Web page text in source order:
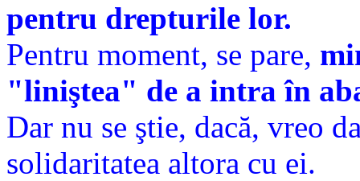
pentru drepturile lor.
Pentru moment, se pare,
"liniştea" de a intra în
Dar nu se ştie, dacă, vreo
solidaritatea altora cu ei.